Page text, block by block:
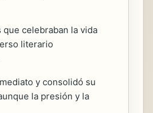
celebraban la vida
literario
y consolidó su
la presión y la